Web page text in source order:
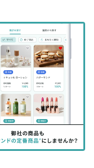
記
事
を
購
読
す
る
マ
ガ
登
録
す
る